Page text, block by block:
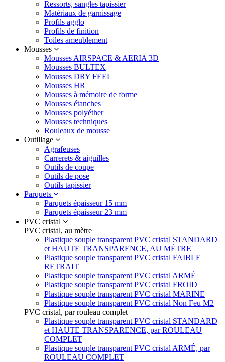
Ressorts, sangles tapissier
Matériaux de garnissage
Profils agglo
Profils de finition
Toiles ameublement
Mousses
Mousses AIRSPACE & AERIA 3D
Mousses BULTEX
Mousses DRY FEEL
Mousses HR
Mousses à mémoire de forme
Mousses étanches
Mousses polyéther
Mousses techniques
Rouleaux de mousse
Outillage
Agrafeuses
Carrerets & aiguilles
Outils de coupe
Outils de pose
Outils tapissier
Parquets
Parquets épaisseur 15 mm
Parquets épaisseur 23 mm
PVC cristal
PVC cristal, au mètre
Plastique souple transparent PVC cristal STANDARD
et HAUTE TRANSPARENCE, AU MÈTRE
Plastique souple transparent PVC cristal FAIBLE
RETRAIT
Plastique souple transparent PVC cristal ARMÉ
Plastique souple transparent PVC cristal FROID
Plastique souple transparent PVC cristal MARINE
Plastique souple transparent PVC cristal Non Feu M2
PVC cristal, par rouleau complet
Plastique souple transparent PVC cristal STANDARD
et HAUTE TRANSPARENCE, par ROULEAU
COMPLET
Plastique souple transparent PVC cristal ARMÉ, par
ROULEAU COMPLET